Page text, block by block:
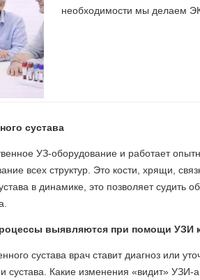
необходимости мы делаем
сустава
УЗ-оборудование и работает
всех структур. Это кости, хрящи,
в динамике, это позволяет судить
выявляются при помощи УЗИ
сустава врач ставит диагноз или
сустава. Какие изменения «видит» УЗИ-